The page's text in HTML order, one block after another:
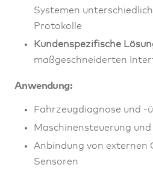
Systemen
Protokolle
Kundenspezifische
maßgeschneiderten
Anwendung:
Fahrzeugdiagnose und -
Maschinensteuerung
Anbindung von externen
Sensoren